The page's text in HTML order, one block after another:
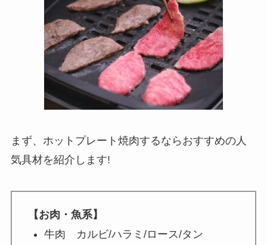
まず、ホットプレート焼肉するならおすすめの人
気具材を紹介します!
【お肉・魚系】
牛肉 カルビ/ハラミ/ロース/タン